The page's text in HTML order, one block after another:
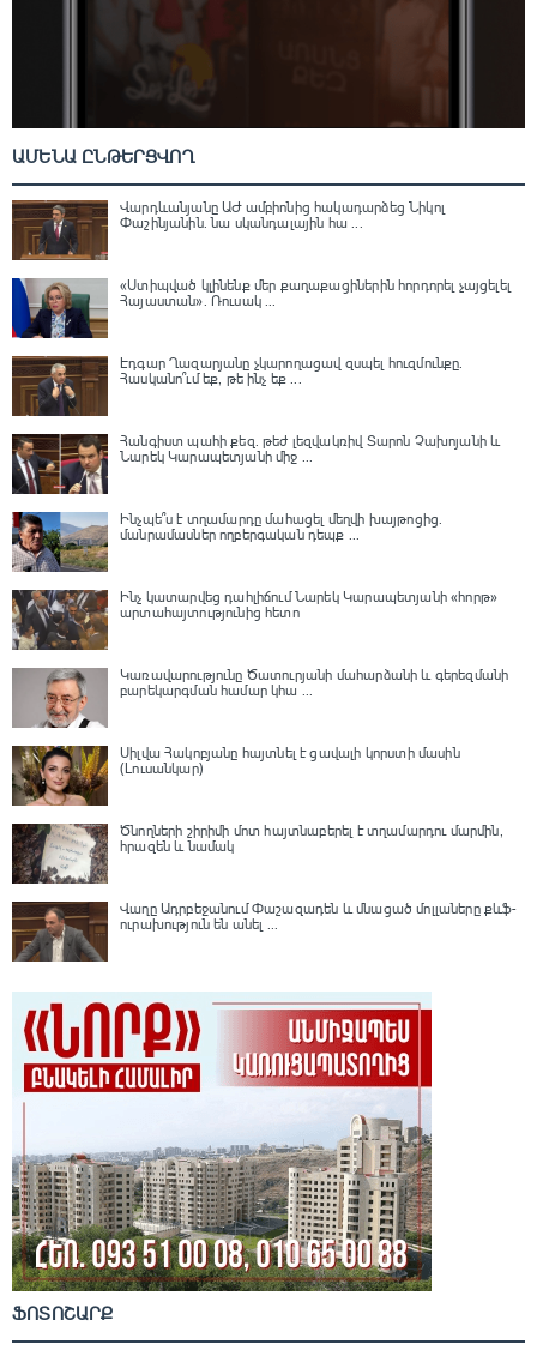
ԱՄԵՆԱ ԸՆԹԵՐՑՎՈՂ
Վարդևանյանը ԱԺ ամբիոնից հակադարձեց Նիկոլ
Փաշինյանին․ նա սկանդալային հա ...
«Ստիպված կլինենք մեր քաղաքացիներին հորդորել չայցելել
Հայաստան»․ Ռուսակ ...
Էդգար Ղազարյանը չկարողացավ զսպել հուզմունքը.
Հասկանո՞ւմ եք, թե ինչ եք ...
Հանգիստ պահի քեզ. թեժ լեզվակռիվ Տարոն Չախոյանի և
Նարեկ Կարապետյանի միջ ...
Ինչպե՞ս է տղամարդը մահացել մեղվի խայթոցից.
մանրամասներ ողբերգական դեպք ...
Ինչ կատարվեց դահլիճում Նարեկ Կարապետյանի «հորթ»
արտահայտությունից հետո
Կառավարությունը Ծատուրյանի մահարձանի և գերեզմանի
բարեկարգման համար կհա ...
Սիլվա Հակոբյանը հայտնել է ցավալի կորստի մասին
(Լուսանկար)
Ծնողների շիրիմի մոտ հայտնաբերել է տղամարդու մարմին,
հրազեն և նամակ
Վաղը Ադրբեջանում Փաշազադեն և մնացած մոլլաները քևֆ-
ուրախություն են անել ...
ՖՈՏՈՇԱՐՔ